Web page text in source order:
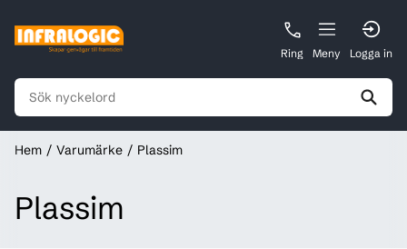
Ring Meny Logga in
Hem Varumärke Plassim
Plassim